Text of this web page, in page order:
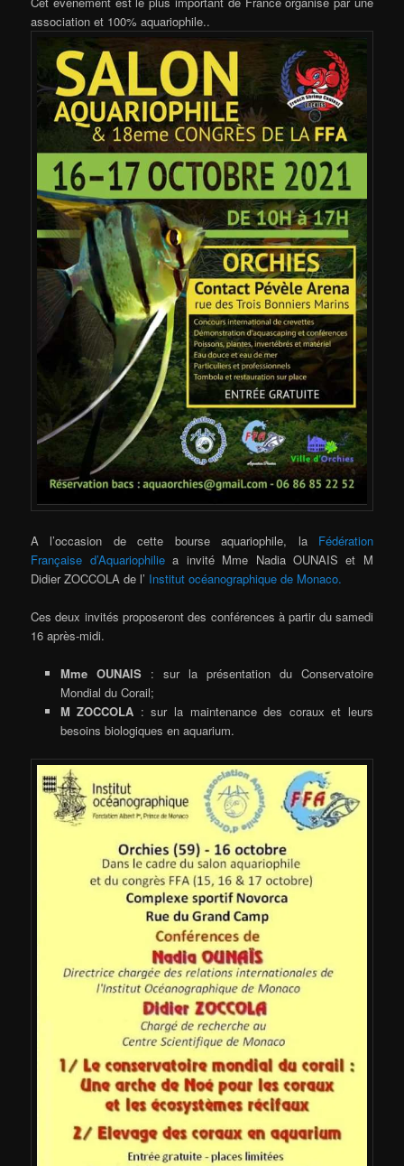
association et 100% aquariophile..
A l’occasion de cette bourse aquariophile, la Fédération
Française d’Aquariophiliea invité Mme Nadia OUNAIS et M
Didier ZOCCOLA de l’ Institut océanographique de Monaco.
Ces deux invités proposeront des conférences à partir du samedi
16 après-midi.
Mme OUNAIS: sur la présentation du Conservatoire
Mondial du Corail;
M ZOCCOLA : sur la maintenance des coraux et leurs
besoins biologiques en aquarium.